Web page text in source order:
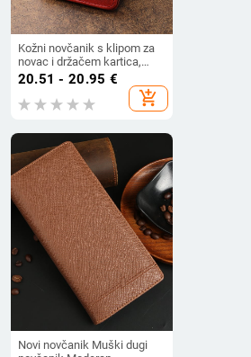
Kožni novčanik s klipom za
novac i držačem kartica,
prva sloja teleće kože,
jednofobna boja, poslovni
stil, brend Famous
20.51 - 20.95 €
add_shopping_cart
Novi novčanik Muški dugi